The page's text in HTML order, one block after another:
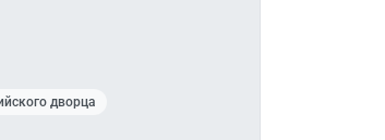
дворца